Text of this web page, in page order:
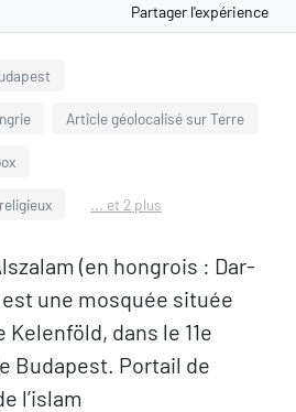
Partager l'expérience
Article géolocalisé sur Terre
... et 2 plus
(en hongrois : Dar-
une mosquée située
dans le 11e
Budapest. Portail de
l’islam